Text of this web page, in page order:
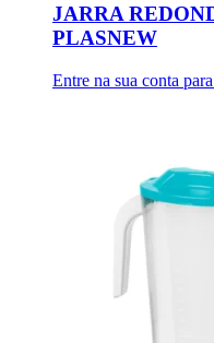
JARRA
PLASNEW
Entre na sua conta